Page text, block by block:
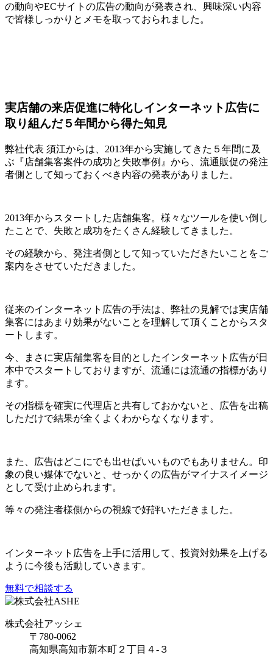
の動向やECサイトの広告の動向が発表され、興味深い内容
で皆様しっかりとメモを取っておられました。
実店舗の来店促進に特化しインターネット広告に
取り組んだ５年間から得た知見
弊社代表 須江からは、2013年から実施してきた５年間に及
ぶ『店舗集客案件の成功と失敗事例』から、流通販促の発注
者側として知っておくべき内容の発表がありました。
2013年からスタートした店舗集客。様々なツールを使い倒し
たことで、失敗と成功をたくさん経験してきました。
その経験から、発注者側として知っていただきたいことをご
案内をさせていただきました。
従来のインターネット広告の手法は、弊社の見解では実店舗
集客にはあまり効果がないことを理解して頂くことからスタ
ートします。
今、まさに実店舗集客を目的としたインターネット広告が日
本中でスタートしておりますが、流通には流通の指標があり
ます。
その指標を確実に代理店と共有しておかないと、広告を出稿
しただけで結果が全くよくわからなくなります。
また、広告はどこにでも出せばいいものでもありません。印
象の良い媒体でないと、せっかくの広告がマイナスイメージ
として受け止められます。
等々の発注者様側からの視線で好評いただきました。
インターネット広告を上手に活用して、投資対効果を上げる
ように今後も活動していきます。
無料で相談する
株式会社アッシェ
〒780-0062
高知県高知市新本町２丁目４-３